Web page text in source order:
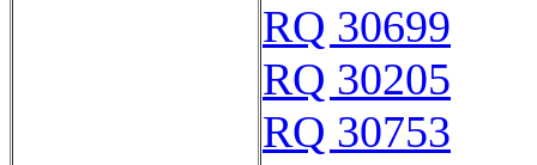
RQ 30699
RQ 30205
RQ 30753